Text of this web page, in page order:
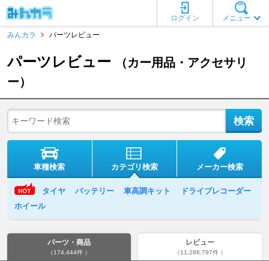
メニュー
ログイン
みんカラ
パーツレビュー
パーツレビュー
（カー用品・アクセサリ
ー）
車種検索 カテゴリ検索 メーカー検索
タイヤ バッテリー 車高調キット
ドライブレコーダー
ホイール
パーツ・商品
（174,444件 ）
レビュー
（11,286,797件 ）